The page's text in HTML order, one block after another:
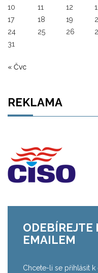
10
11 12
17
18 19
24
25 26
31
« Čvc
REKLAMA
ODEBÍREJTE
EMAILEM
Chcete-li se přihlásit